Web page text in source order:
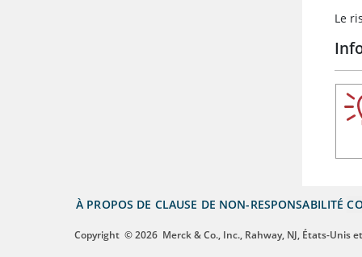
Le
À PROPOS DE CLAUSE DE NON-RESPONSABILITÉ
Copyright © 2026 Merck & Co., Inc., Rahway, NJ, États-Unis